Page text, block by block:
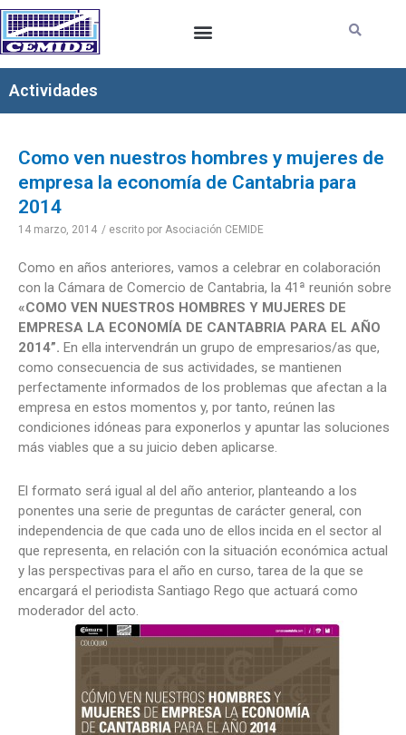
Ir
al
contenido
Actividades
Como ven nuestros hombres y mujeres de
empresa la economía de Cantabria para
2014
14 marzo, 2014 / escrito por Asociación CEMIDE
Como en años anteriores, vamos a celebrar en colaboración
con la Cámara de Comercio de Cantabria, la 41ª reunión sobre
«COMO VEN NUESTROS HOMBRES Y MUJERES DE
EMPRESA LA ECONOMÍA DE CANTABRIA PARA EL AÑO
2014”. En ella intervendrán un grupo de empresarios/as que,
como consecuencia de sus actividades, se mantienen
perfectamente informados de los problemas que afectan a la
empresa en estos momentos y, por tanto, reúnen las
condiciones idóneas para exponerlos y apuntar las soluciones
más viables que a su juicio deben aplicarse.
El formato será igual al del año anterior, planteando a los
ponentes una serie de preguntas de carácter general, con
independencia de que cada uno de ellos incida en el sector al
que representa, en relación con la situación económica actual
y las perspectivas para el año en curso, tarea de la que se
encargará el periodista Santiago Rego que actuará como
moderador del acto.